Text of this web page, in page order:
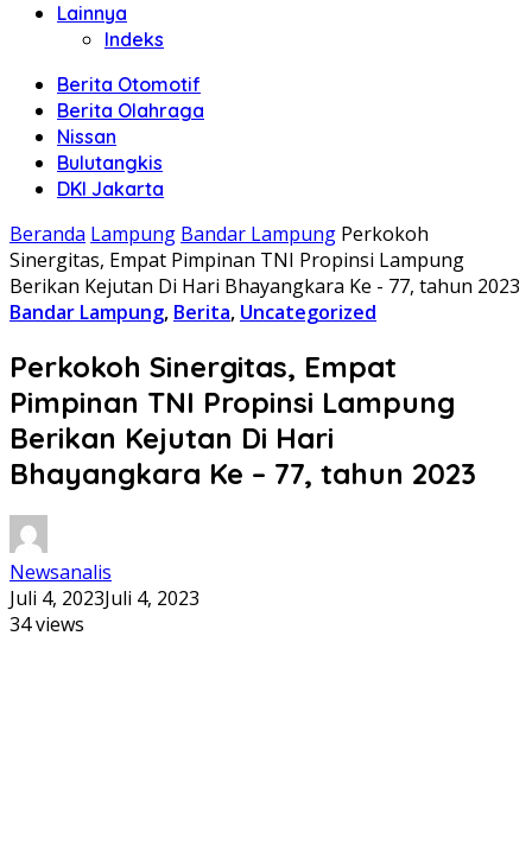
Lainnya
Indeks
Berita Otomotif
Berita Olahraga
Nissan
Bulutangkis
DKI Jakarta
Beranda Lampung Bandar Lampung Perkokoh
Sinergitas, Empat Pimpinan TNI Propinsi Lampung
Berikan Kejutan Di Hari Bhayangkara Ke - 77, tahun 2023
Bandar Lampung, Berita, Uncategorized
Perkokoh Sinergitas, Empat
Pimpinan TNI Propinsi Lampung
Berikan Kejutan Di Hari
Bhayangkara Ke – 77, tahun 2023
Newsanalis
Juli 4, 2023Juli 4, 2023
34 views